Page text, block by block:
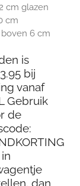
cm glazen
cm
6 cm
is
bij
vanaf
Gebruik
de
dan